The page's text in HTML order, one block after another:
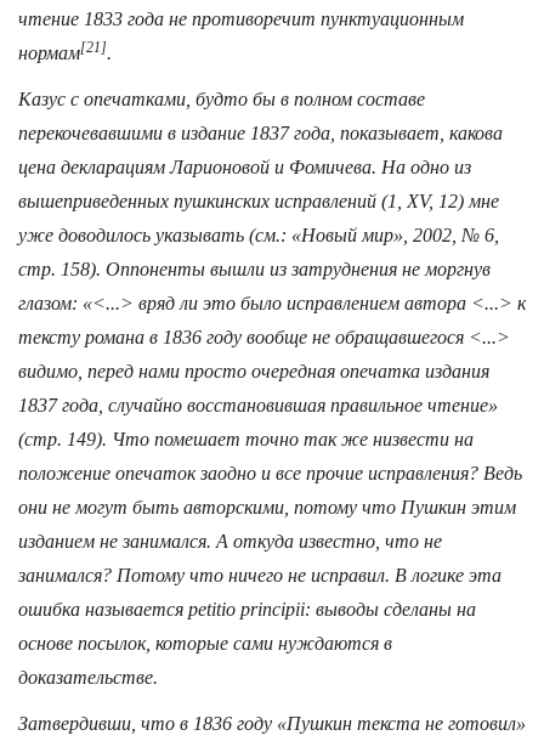
чтение 1833 года не противоречит пунктуационным
нормам[21].
Казус с опечатками, будто бы в полном составе
перекочевавшими в издание 1837 года, показывает, какова
цена декларациям Ларионовой и Фомичева. На одно из
вышеприведенных пушкинских исправлений (1, XV, 12) мне
уже доводилось указывать (см.: «Новый мир», 2002, № 6,
стр. 158). Оппоненты вышли из затруднения не моргнув
глазом: «<...> вряд ли это было исправлением автора <...> к
тексту романа в 1836 году вообще не обращавшегося <...>
видимо, перед нами просто очередная опечатка издания
1837 года, случайно восстановившая правильное чтение»
(стр. 149). Что помешает точно так же низвести на
положение опечаток заодно и все прочие исправления? Ведь
они не могут быть авторскими, потому что Пушкин этим
изданием не занимался. А откуда известно, что не
занимался? Потому что ничего не исправил. В логике эта
ошибка называется petitio principii: выводы сделаны на
основе посылок, которые сами нуждаются в
доказательстве.
Затвердивши, что в 1836 году «Пушкин текста не готовил»